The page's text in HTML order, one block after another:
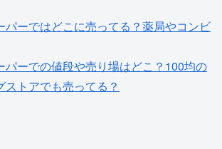
パーではどこに売ってる？薬局やコンビ
パーでの値段や売り場はどこ？100均の
ストアでも売ってる？